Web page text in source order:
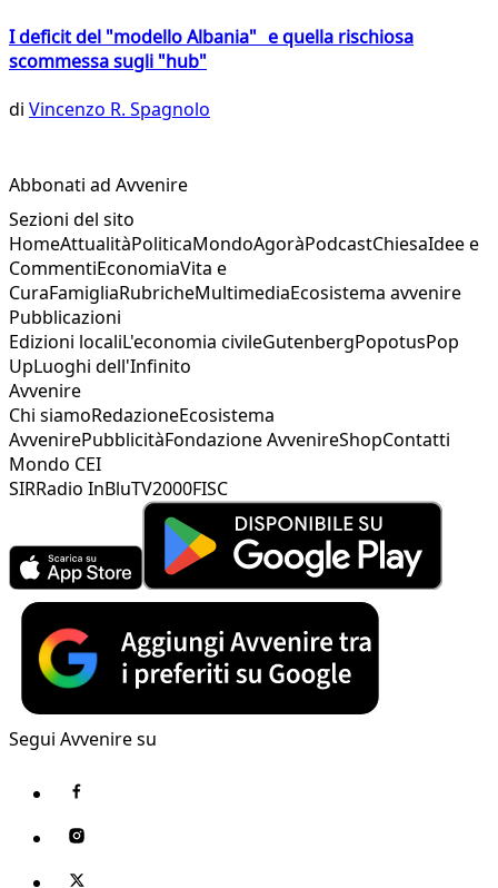
I deficit del "modello Albania" e quella rischiosa
scommessa sugli "hub"
di Vincenzo R. Spagnolo
Abbonati ad Avvenire
Sezioni del sito
HomeAttualitàPoliticaMondoAgoràPodcastChiesaIdee e
CommentiEconomiaVita e
CuraFamigliaRubricheMultimediaEcosistema avvenire
Pubblicazioni
Edizioni localiL'economia civileGutenbergPopotusPop
UpLuoghi dell'Infinito
Avvenire
Chi siamoRedazioneEcosistema
AvvenirePubblicitàFondazione AvvenireShopContatti
Mondo CEI
SIRRadio InBluTV2000FISC
Segui Avvenire su